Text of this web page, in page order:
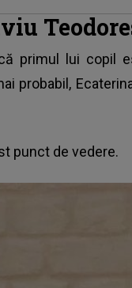
primul lui copil
probabil,
punct de vedere.